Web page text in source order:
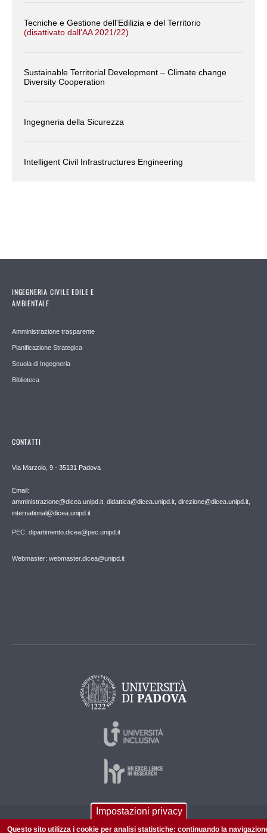
Tecniche e Gestione dell'Edilizia e del Territorio
(disattivato dall'AA 2021/22)
Sustainable Territorial Development – Climate change
Diversity Cooperation
Ingegneria della Sicurezza
Intelligent Civil Infrastructures Engineering
INGEGNERIA CIVILE EDILE E
AMBIENTALE
Amministrazione trasparente
Pianificazione Strategica
Scuola di Ingegneria
Biblioteca
CONTATTI
Via Marzolo, 9 - 35131 Padova
Email:
amministrazione@dicea.unipd.it, didattica@dicea.unipd.it, direzione@dicea.unipd.it,
international@dicea.unipd.it
PEC: dipartimento.dicea@pec.unipd.it
Webmaster: webmaster.dicea@unipd.it
Impostazioni privacy
Questo sito utilizza i cookie per analisi statistiche: continuando la